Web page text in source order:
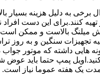
برخی به دلیل هزینه بسیار
تهیه کنند.برای این دست
میلنگ بالاست و ممکن است
تجهیزات سنگین و به روز
هایی داشته که موتور جواب
کنید.اویل پمپ حتما باید
یک هفته عموما نیاز است.